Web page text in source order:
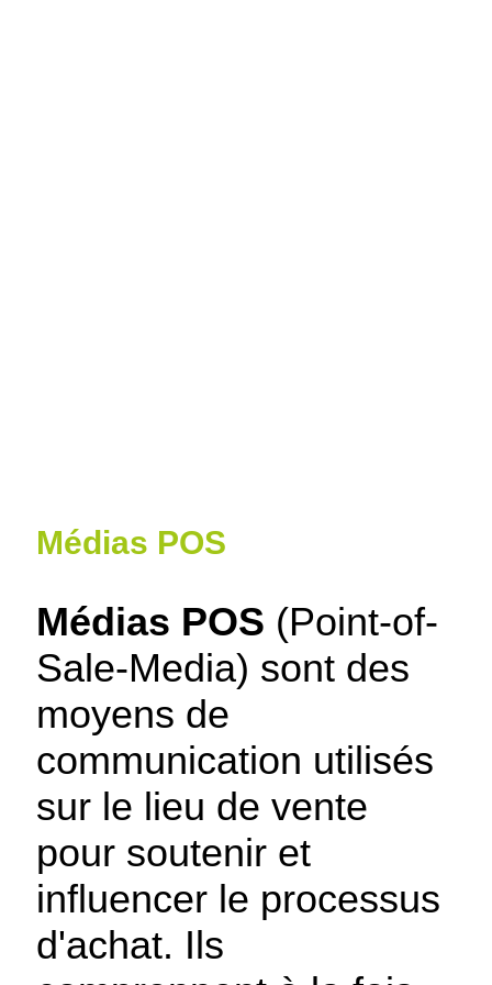
Médias POS
Médias POS (Point-of-
Sale-Media) sont des
moyens de
communication utilisés
sur le lieu de vente
pour soutenir et
influencer le processus
d'achat. Ils